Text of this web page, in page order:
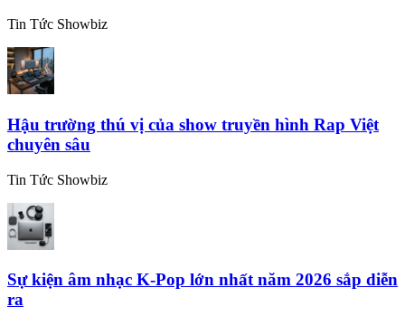
Tin Tức Showbiz
Hậu trường thú vị của show truyền hình Rap Việt
chuyên sâu
Tin Tức Showbiz
Sự kiện âm nhạc K-Pop lớn nhất năm 2026 sắp diễn
ra